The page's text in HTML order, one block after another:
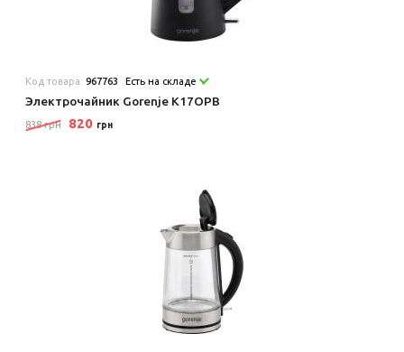
Код товара:967763 Есть на складе
Электрочайник Gorenje K17OPB
838 грн 820 грн